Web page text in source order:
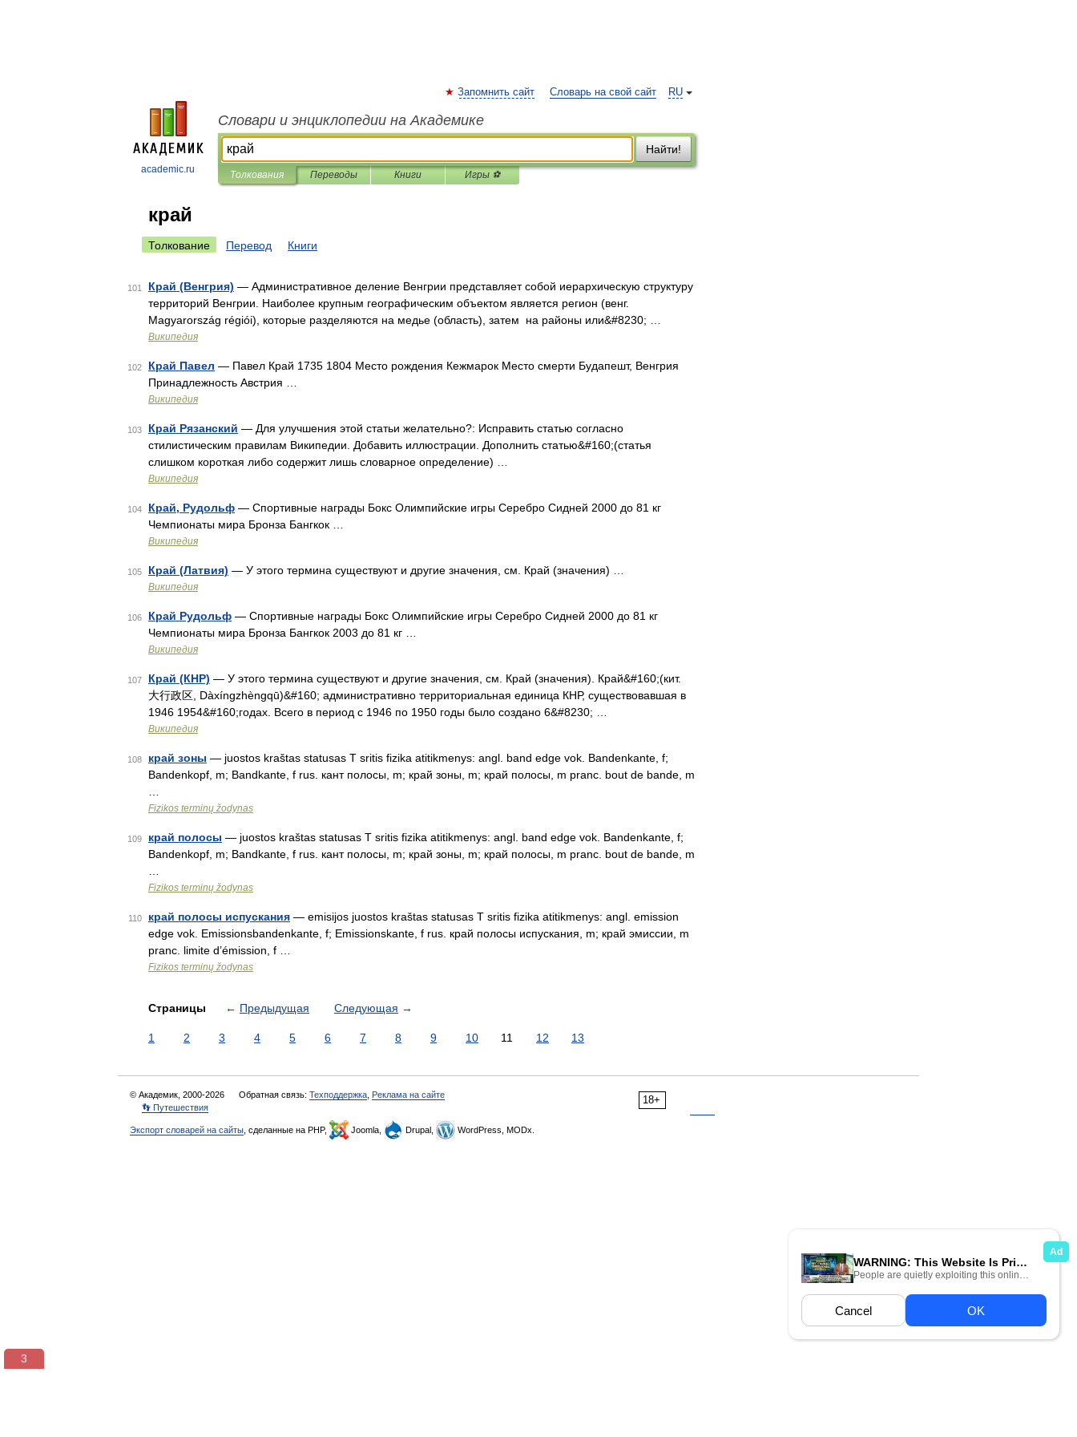
academic.ru
RU
Запомнить сайт Словарь на свой сайт
Словари и энциклопедии на Академике
Найти!
Толкования Переводы Книги Игры ⚽
край
Толкование Перевод Книги
101 Край (Венгрия) — Административное деление Венгрии представляет собой иерархическую структуру
территорий Венгрии. Наиболее крупным географическим объектом является регион (венг.
Magyarország régiói), которые разделяются на медье (область), затем на районы или&#8230; …
Википедия
102 Край Павел — Павел Край 1735 1804 Место рождения Кежмарок Место смерти Будапешт, Венгрия
Принадлежность Австрия …
Википедия
103 Край Рязанский — Для улучшения этой статьи желательно?: Исправить статью согласно
стилистическим правилам Википедии. Добавить иллюстрации. Дополнить статью&#160;(статья
слишком короткая либо содержит лишь словарное определение) …
Википедия
104 Край, Рудольф — Спортивные награды Бокс Олимпийские игры Серебро Сидней 2000 до 81 кг
Чемпионаты мира Бронза Бангкок …
Википедия
105 Край (Латвия) — У этого термина существуют и другие значения, см. Край (значения) …
Википедия
106 Край Рудольф — Спортивные награды Бокс Олимпийские игры Серебро Сидней 2000 до 81 кг
Чемпионаты мира Бронза Бангкок 2003 до 81 кг …
Википедия
107 Край (КНР) — У этого термина существуют и другие значения, см. Край (значения). Край&#160;(кит.
大行政区, Dàxíngzhèngqū)&#160; административно территориальная единица КНР, существовавшая в
1946 1954&#160;годах. Всего в период с 1946 по 1950 годы было создано 6&#8230; …
Википедия
108 край зоны — juostos kraštas statusas T sritis fizika atitikmenys: angl. band edge vok. Bandenkante, f;
Bandenkopf, m; Bandkante, f rus. кант полосы, m; край зоны, m; край полосы, m pranc. bout de bande, m
Fizikos terminų žodynas
109 край полосы — juostos kraštas statusas T sritis fizika atitikmenys: angl. band edge vok. Bandenkante, f;
Bandenkopf, m; Bandkante, f rus. кант полосы, m; край зоны, m; край полосы, m pranc. bout de bande, m
Fizikos terminų žodynas
110 край полосы испускания — emisijos juostos kraštas statusas T sritis fizika atitikmenys: angl. emission
edge vok. Emissionsbandenkante, f; Emissionskante, f rus. край полосы испускания, m; край эмиссии, m
pranc. limite d’émission, f …
Fizikos terminų žodynas
Страницы ← Предыдущая Следующая →
1 2 3 4 5 6 7 8 9 10 11 12 13
18+
© Академик, 2000-2026 Обратная связь: Техподдержка Реклама на сайте
👣 Путешествия
Экспорт словарей на сайты , сделанные на PHP, Joomla, Drupal, WordPress, MODx.
3